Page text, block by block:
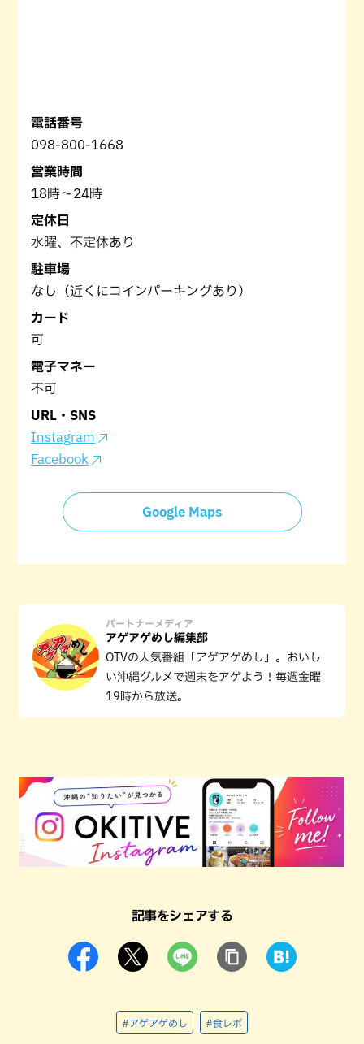
電話番号
098-800-1668
営業時間
18時～24時
定休日
水曜、不定休あり
駐車場
なし（近くにコインパーキングあり）
カード
可
電子マネー
不可
URL・SNS
Instagram
Facebook
Google Maps
パートナーメディア
アゲアゲめし編集部
OTVの人気番組「アゲアゲめし」。おいし
い沖縄グルメで週末をアゲよう！毎週金曜
19時から放送。
記事をシェアする
#アゲアゲめし #食レポ